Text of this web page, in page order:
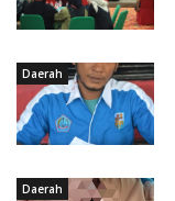
Daerah
Daerah